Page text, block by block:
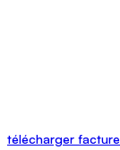
télécharger